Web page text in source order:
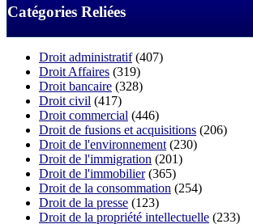
Catégories Reliées
Droit administratif(407)
Droit Affaires (319)
Droit bancaire (328)
Droit civil (417)
Droit commercial (446)
Droit de fusions et acquisitions (206)
Droit de l'environnement (230)
Droit de l'immigration (201)
Droit de l'immobilier(365)
Droit de la consommation (254)
Droit de la presse (123)
Droit de la propriété intellectuelle (233)